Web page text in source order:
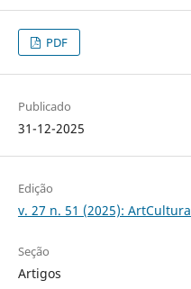
PDF
Publicado
31-12-2025
Edição
v. 27 n. 51 (2025): ArtCultura
Seção
Artigos